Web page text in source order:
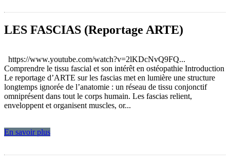
LES FASCIAS (Reportage ARTE)
https://www.youtube.com/watch?v=2lKDcNvQ9FQ...
Comprendre le tissu fascial et son intérêt en ostéopathie Introduction
Le reportage d’ARTE sur les fascias met en lumière une structure
longtemps ignorée de l’anatomie : un réseau de tissu conjonctif
omniprésent dans tout le corps humain. Les fascias relient,
enveloppent et organisent muscles, or...
En savoir plus